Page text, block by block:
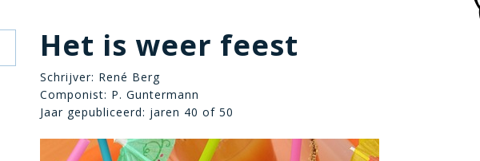
Het is weer feest
Schrijver: René Berg
Componist: P. Guntermann
Jaar gepubliceerd: jaren 40 of 50